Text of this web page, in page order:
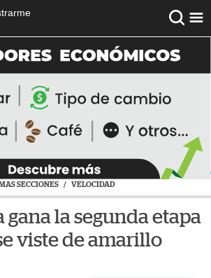
SECCIONES / VELOCIDAD
gana la segunda etapa
viste de amarillo